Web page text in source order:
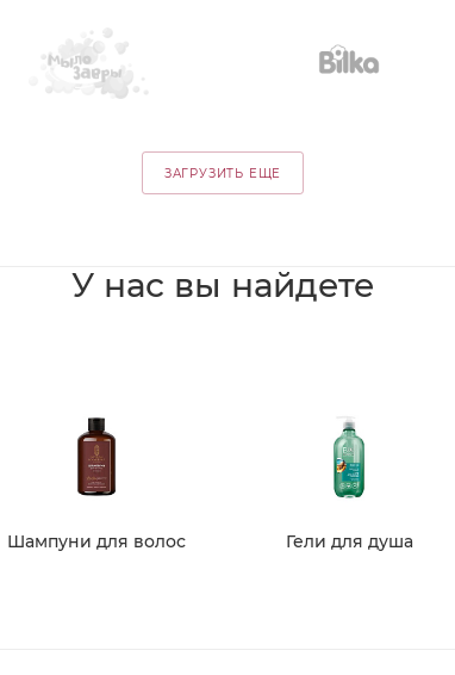
ЗАГРУЗИТЬ ЕЩЕ
У нас вы найдете
Шампуни для волос Гели для душа